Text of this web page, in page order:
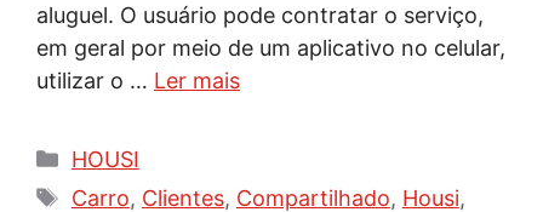
aluguel. O usuário pode contratar o serviço,
em geral por meio de um aplicativo no celular,
utilizar o … Ler mais
Categorias
HOUSI
Tags
Carro, Clientes, Compartilhado, Housi,